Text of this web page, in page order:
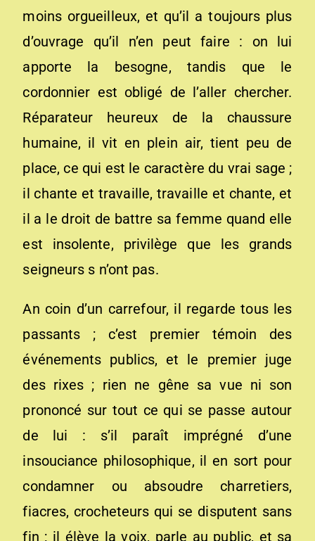
moins orgueilleux, et qu’il a toujours plus
d’ouvrage qu’il n’en peut faire : on lui
apporte la besogne, tandis que le
cordonnier est obligé de l’aller chercher.
Réparateur heureux de la chaussure
humaine, il vit en plein air, tient peu de
place, ce qui est le caractère du vrai sage ;
il chante et travaille, travaille et chante, et
il a le droit de battre sa femme quand elle
est insolente, privilège que les grands
seigneurs s n’ont pas.
An coin d’un carrefour, il regarde tous les
passants ; c’est premier témoin des
événements publics, et le premier juge
des rixes ; rien ne gêne sa vue ni son
prononcé sur tout ce qui se passe autour
de lui : s’il paraît imprégné d’une
insouciance philosophique, il en sort pour
condamner ou absoudre charretiers,
fiacres, crocheteurs qui se disputent sans
fin ; il élève la voix, parle au public, et sa